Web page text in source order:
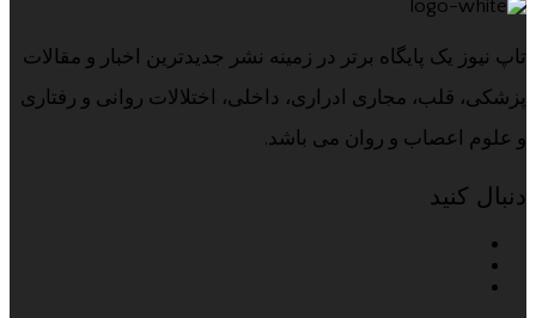
تاپ نیوز یک پایگاه برتر در زمینه نشر جدیدترین اخبار و مقالات
پزشکی، قلب، مجاری ادراری، داخلی، اختلالات روانی و رفتاری
و علوم اعصاب و روان می باشد.
دنبال کنید